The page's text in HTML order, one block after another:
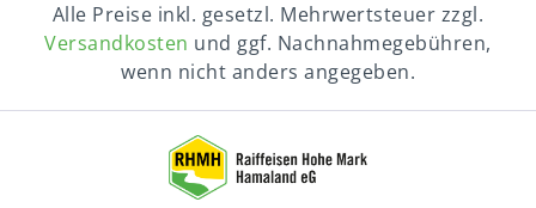
Alle Preise inkl. gesetzl. Mehrwertsteuer zzgl.
Versandkosten und ggf. Nachnahmegebühren,
wenn nicht anders angegeben.